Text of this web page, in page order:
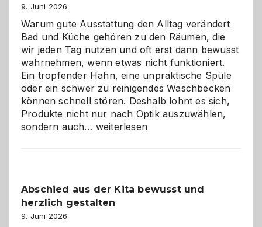
9. Juni 2026
Warum gute Ausstattung den Alltag verändert
Bad und Küche gehören zu den Räumen, die
wir jeden Tag nutzen und oft erst dann bewusst
wahrnehmen, wenn etwas nicht funktioniert.
Ein tropfender Hahn, eine unpraktische Spüle
oder ein schwer zu reinigendes Waschbecken
können schnell stören. Deshalb lohnt es sich,
Produkte nicht nur nach Optik auszuwählen,
sondern auch… Bad
verstehen
weiterlesen
Abschied aus der Kita bewusst und
herzlich gestalten
9. Juni 2026